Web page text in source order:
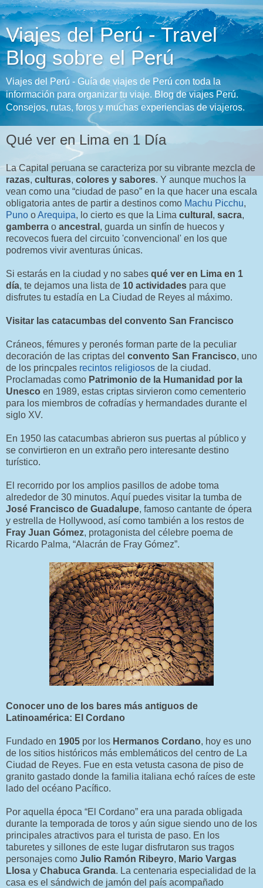
Viajes del Perú - Travel
Blog sobre el Perú
Viajes del Perú - Guía de viajes de Perú con toda la
información para organizar tu viaje. Blog de viajes Perú.
Consejos, rutas, foros y muchas experiencias de viajeros.
Qué ver en Lima en 1 Día
La Capital peruana se caracteriza por su vibrante mezcla de
razas, culturas, colores y sabores. Y aunque muchos la
vean como una “ciudad de paso” en la que hacer una escala
obligatoria antes de partir a destinos como Machu Picchu,
Puno oArequipa, lo cierto es que la Lima cultural , sacra,
gamberra o ancestral , guarda un sinfín de huecos y
recovecos fuera del circuito 'convencional' en los que
podremos vivir aventuras únicas.
Si estarás en la ciudad y no sabes qué ver en Lima en 1
día, te dejamos una lista de 10 actividades para que
disfrutes tu estadía en La Ciudad de Reyes al máximo.
Visitar las catacumbas del convento San Francisco
Cráneos, fémures y peronés forman parte de la peculiar
decoración de las criptas del convento San Francisco, uno
de los princpales recintos religiosos de la ciudad.
Proclamadas como Patrimonio de la Humanidad por la
Unesco en 1989, estas criptas sirvieron como cementerio
para los miembros de cofradías y hermandades durante el
siglo XV.
En 1950 las catacumbas abrieron sus puertas al público y
se convirtieron en un extraño pero interesante destino
turístico.
El recorrido por los amplios pasillos de adobe toma
alrededor de 30 minutos. Aquí puedes visitar la tumba de
José Francisco de Guadalupe, famoso cantante de ópera
y estrella de Hollywood, así como también a los restos de
Fray Juan Gómez, protagonista del célebre poema de
Ricardo Palma, “Alacrán de Fray Gómez”.
Conocer uno de los bares más antiguos de
Latinoamérica: El Cordano
Fundado en 1905 por los Hermanos Cordano, hoy es uno
de los sitios históricos más emblemáticos del centro de La
Ciudad de Reyes. Fue en esta vetusta casona de piso de
granito gastado donde la familia italiana echó raíces de este
lado del océano Pacífico.
Por aquella época “El Cordano” era una parada obligada
durante la temporada de toros y aún sigue siendo uno de los
principales atractivos para el turista de paso. En los
taburetes y sillones de este lugar disfrutaron sus tragos
personajes como Julio Ramón Ribeyro, Mario Vargas
Llosa y Chabuca Granda. La centenaria especialidad de la
casa es el sándwich de jamón del país acompañado